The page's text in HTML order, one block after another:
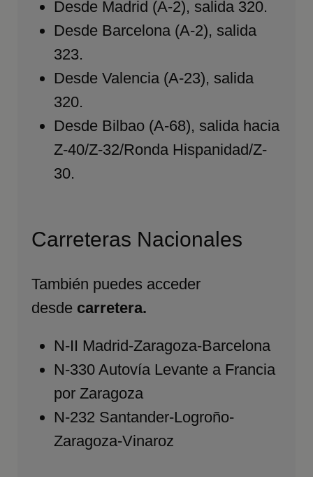
Desde Madrid (A-2), salida 320.
Desde Barcelona (A-2), salida
323.
Desde Valencia (A-23), salida
320.
Desde Bilbao (A-68), salida hacia
Z-40/Z-32/Ronda Hispanidad/Z-
30.
Carreteras Nacionales
También puedes acceder
desde carretera.
N-II Madrid-Zaragoza-Barcelona
N-330 Autovía Levante a Francia
por Zaragoza
N-232 Santander-Logroño-
Zaragoza-Vinaroz